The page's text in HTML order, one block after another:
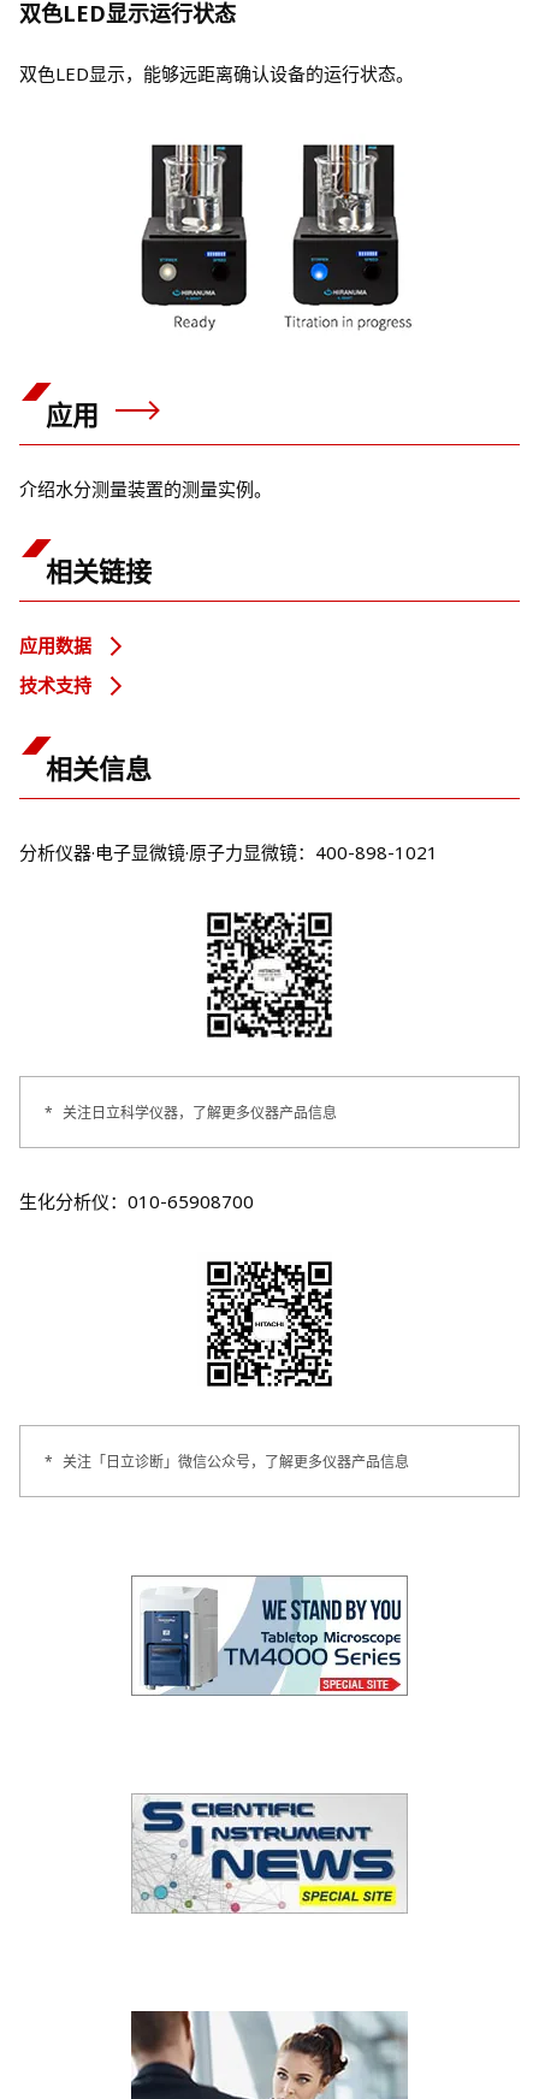
双色LED显示运行状态
双色LED显示，能够远距离确认设备的运行状态。
应用
介绍水分测量装置的测量实例。
相关链接
应用数据
技术支持
相关信息
分析仪器·电子显微镜·原子力显微镜：400-898-1021
* 关注日立科学仪器，了解更多仪器产品信息
生化分析仪：010-65908700
* 关注「日立诊断」微信公众号，了解更多仪器产品信息